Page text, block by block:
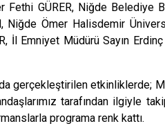
GÜRER, Niğde Belediye
Niğde Ömer Halisdemir
İl Emniyet Müdürü Sayın
gerçekleştirilen etkinliklerde;
tarafından ilgiyle
programa renk kattı.